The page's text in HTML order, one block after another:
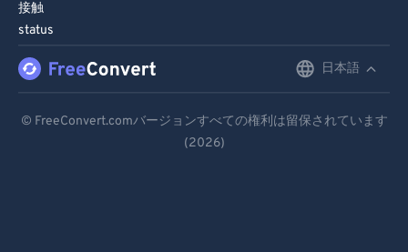
接触
status
日本語
Español
© FreeConvert.comバージョンすべての権利は留保されています
(2026)